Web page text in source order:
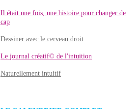
Il était une fois, une histoire pour changer de
cap
Dessiner avec le cerveau droit
Le journal créatif© de l'intuition
Naturellement intuitif